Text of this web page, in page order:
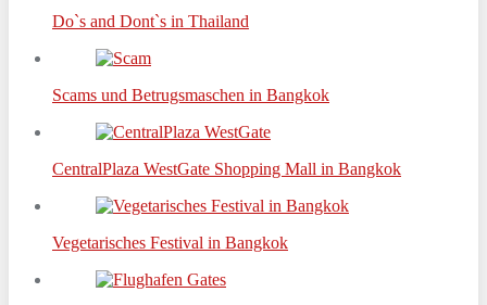
Do`s and Dont`s in Thailand
Scams und Betrugsmaschen in Bangkok
CentralPlaza WestGate Shopping Mall in Bangkok
Vegetarisches Festival in Bangkok